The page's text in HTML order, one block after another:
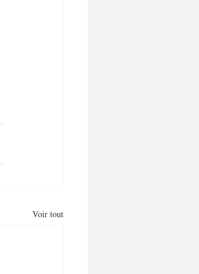
Voir tout